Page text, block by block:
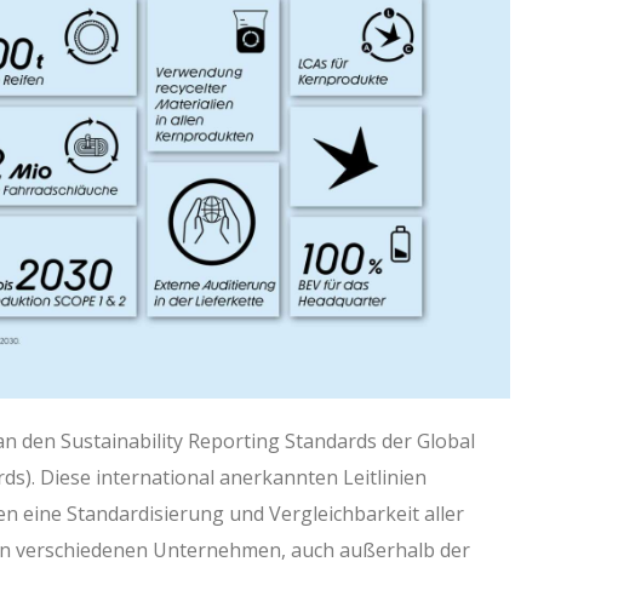
den Sustainability Reporting Standards der Global
Diese international anerkannten Leitlinien
eine Standardisierung und Vergleichbarkeit aller
verschiedenen Unternehmen, auch außerhalb der